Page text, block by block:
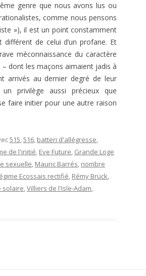
E.T. N° 414 JUILLET-AOÛT 1969
E.T. N° 412-413 MARS-AVRIL ET
MAI-JUIN 1969
E.T. N° 411 JANVIER-FÉVRIER 1969
E.T. N° 409-410 SEPT. ET NOV.-
DÉC.1968
E.T. N° 399. JANVIER-FÉVRIER 1967
E.T. N°396-397 : 07-08 ET 09-10
E.T. N° 395 MAI-JUIN 1966
E.T. N° 394 MARS AVRIL 1966
1952
E.T. N° 298, MARS 1952
E. T. N 297, JANV.-FÉV. 1952
E. T. Nº 296, DÉC. 1951
E. T. Nº 290, MARS 1951
MYTHE ET TRAGÉDIE EN GRÈCE
ANCIENNE
PERNÉTY. LES FABLES
ÉGYPTIENNES DÉVOILÉES
ANDRÉ BILLY. STANISLAS DE
MAGISTER. MANUAL DEL
MAGISTER. MANUAL DEL
COMPAÑERO.
genre que nous avons lus ou
comme nous pensons
»), il est un point constamment
différent de celui d’un profane. Et
méconnaissance du caractère
dont les maçons aimaient jadis à
arrivés au dernier degré de leur
un privilège aussi précieux que
faire initier pour une autre raison
515,516, batteri d'allégresse,
de l'initié, Eve Future, Grande Loge
sexuelle, Mauric Barrés, nombre
Ecossais rectifié, Rémy Brück,
solaire,Villiers de l'Isle-Adam,